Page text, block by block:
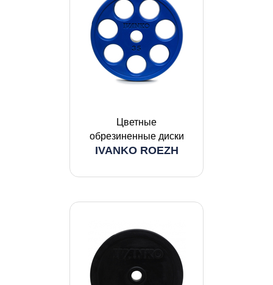
Цветные
обрезиненные диски
IVANKO ROEZH